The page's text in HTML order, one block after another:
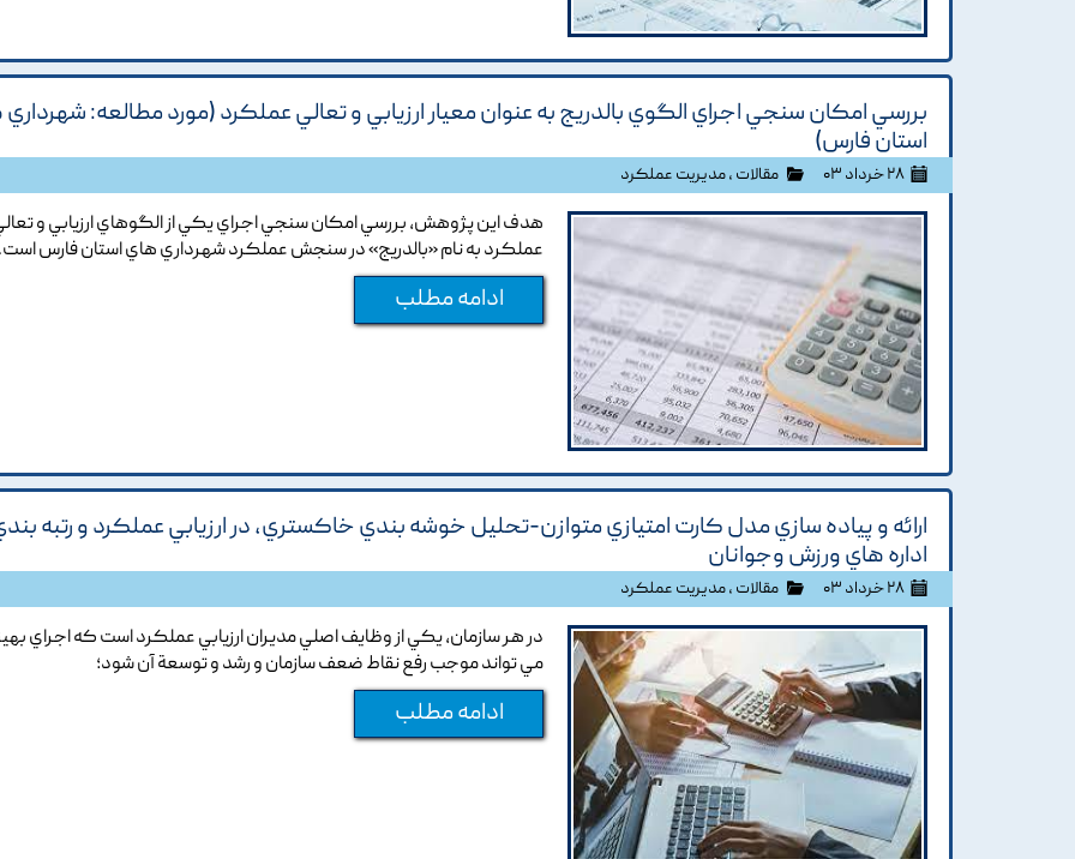
بررسي امکان سنجي اجراي الگوي بالدريج به عنوان معيار ارزيابي و تعالي عملکرد (مورد مطالعه:
استان فارس)
۲۸ خرداد ۰۳ مقالات ،مدیریت عملکرد
هدف اين پژوهش, بررسي امکان سنجي اجراي يکي از الگوهاي ارزيابي و
عملکرد به نام «بالدريج» در سنجش عملکرد شهرداري هاي استان فارس است.
ادامه مطلب
ارائه و پياده سازي مدل کارت امتيازي متوازن-تحليل خوشه بندي خاکستري، در ارزيابي عملکرد و رتبه
اداره هاي ورزش وجوانان
۲۸ خرداد ۰۳ مقالات ،مدیریت عملکرد
در هر سازمان, يکي از وظايف اصلي مديران ارزيابي عملکرد است که اجراي
مي تواند موجب رفع نقاط ضعف سازمان و رشد و توسعة آن شود؛
ادامه مطلب